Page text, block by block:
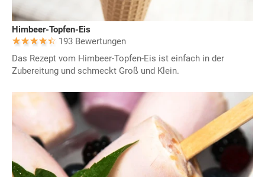
Himbeer-Topfen-Eis
193 Bewertungen
Das Rezept vom Himbeer-Topfen-Eis ist einfach in der
Zubereitung und schmeckt Groß und Klein.